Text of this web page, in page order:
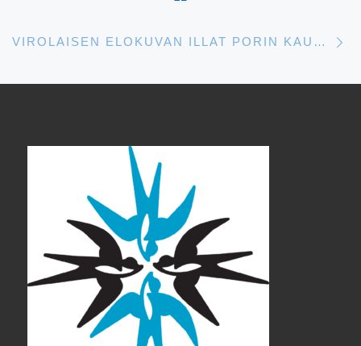
VIROLAISEN ELOKUVAN ILLAT PORIN KAUPUNGINKIRJASTOSSA